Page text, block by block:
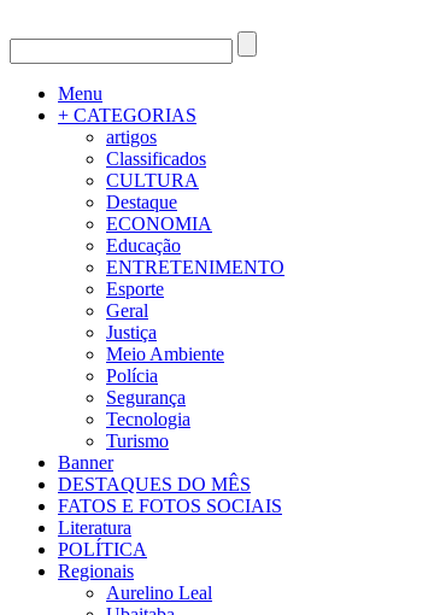
Menu
+ CATEGORIAS
artigos
Classificados
CULTURA
Destaque
ECONOMIA
Educação
ENTRETENIMENTO
Esporte
Geral
Justiça
Meio Ambiente
Polícia
Segurança
Tecnologia
Turismo
Banner
DESTAQUES DO MÊS
FATOS E FOTOS SOCIAIS
Literatura
POLÍTICA
Regionais
Aurelino Leal